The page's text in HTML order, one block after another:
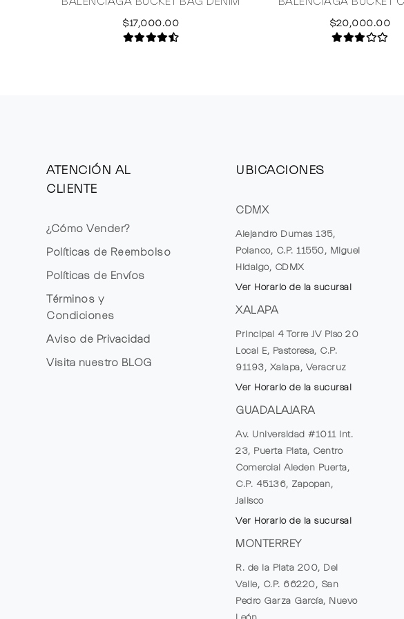
$17,000.00 $20,000.00
ATENCIÓN AL
CLIENTE
¿Cómo Vender?
Políticas de Reembolso
Políticas de Envíos
Términos y
Condiciones
Aviso de Privacidad
Visita nuestro BLOG
UBICACIONES
CDMX
Alejandro Dumas 135,
Polanco, C.P. 11550, Miguel
Hidalgo, CDMX
Ver Horario de la sucursal
XALAPA
Principal 4 Torre JV Piso 20
Local E, Pastoresa, C.P.
91193, Xalapa, Veracruz
Ver Horario de la sucursal
GUADALAJARA
Av. Universidad #1011 Int.
23, Puerta Plata, Centro
Comercial Aleden Puerta,
C.P. 45136, Zapopan,
Jalisco
Ver Horario de la sucursal
MONTERREY
R. de la Plata 200, Del
Valle, C.P. 66220, San
Pedro Garza García, Nuevo